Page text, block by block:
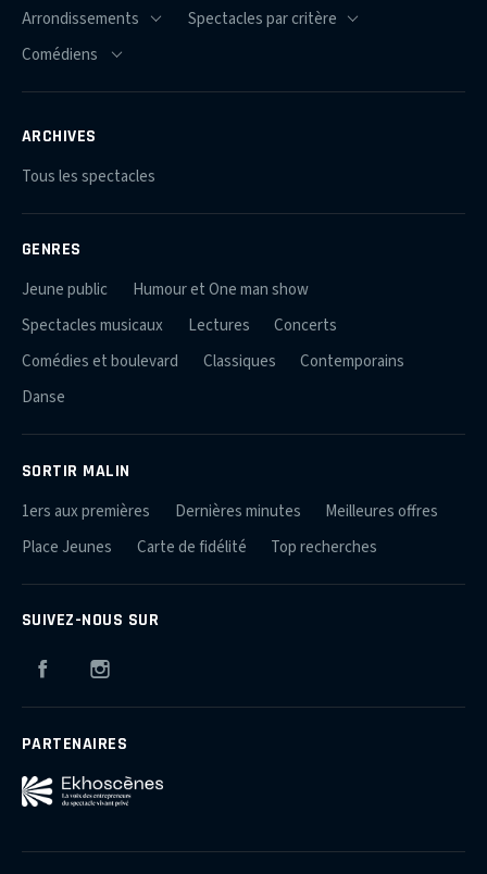
ARCHIVES
Tous les spectacles
GENRES
Jeune public
Humour et One man show
Spectacles musicaux
Lectures
Concerts
Comédies et boulevard
Classiques
Contemporains
Danse
SORTIR MALIN
1ers aux premières Dernières minutes
Meilleures offres
Place Jeunes
Carte de fidélité Top recherches
SUIVEZ-NOUS SUR
Facebook
PARTENAIRES